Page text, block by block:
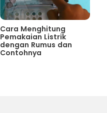
Cara Menghitung
Pemakaian Listrik
dengan Rumus dan
Contohnya